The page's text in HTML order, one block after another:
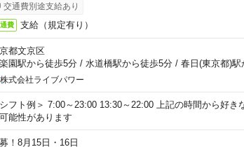
交通費別途支給あり
費 支給（規定有り）
都文京区
園駅から徒歩5分/ 水道橋駅から徒歩5分/ 春日(東京都)駅
株式会社ライブパワー
フト例＞ 7:00～23:00 13:30～22:00 上記の時間から好
能性があります
！8月15日・16日